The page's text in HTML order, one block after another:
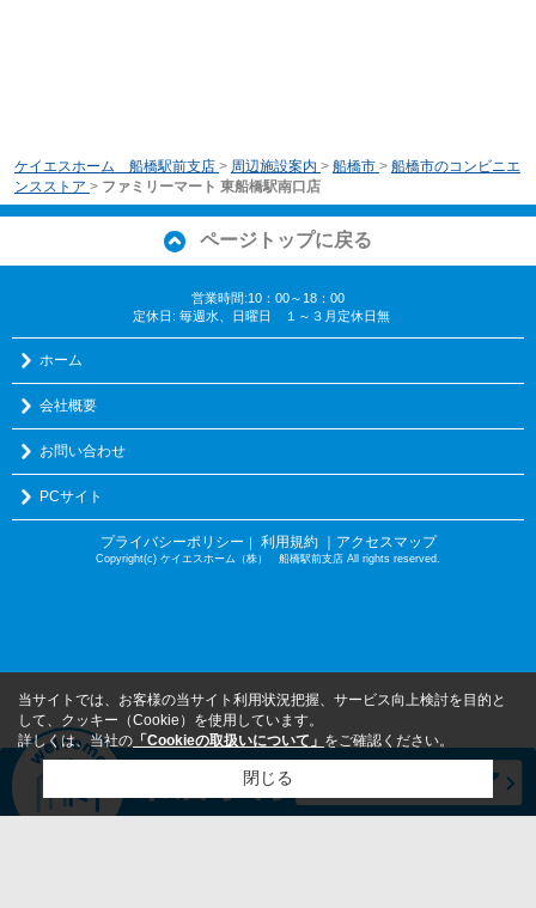
ケイエスホーム 船橋駅前支店 > 周辺施設案内 > 船橋市 > 船橋市のコンビニエ
ンスストア > ファミリーマート 東船橋駅南口店
ページトップに戻る
営業時間:10：00～18：00
定休日: 毎週水、日曜日 １～３月定休日無
ホーム
会社概要
お問い合わせ
PCサイト
プライバシーポリシー ｜ 利用規約 ｜アクセスマップ
Copyright(c) ケイエスホーム（株） 船橋駅前支店 All rights reserved.
当サイトでは、お客様の当サイト利用状況把握、サービス向上検討を目的と
して、クッキー（Cookie）を使用しています。
詳しくは、当社の 「Cookieの取扱いについて」 をご確認ください。
閉じる